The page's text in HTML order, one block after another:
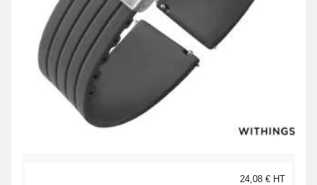
24,08 € HT